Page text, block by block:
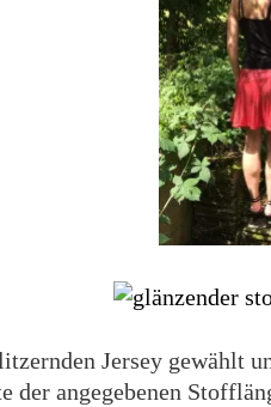
Jersey gewählt
der angegebenen